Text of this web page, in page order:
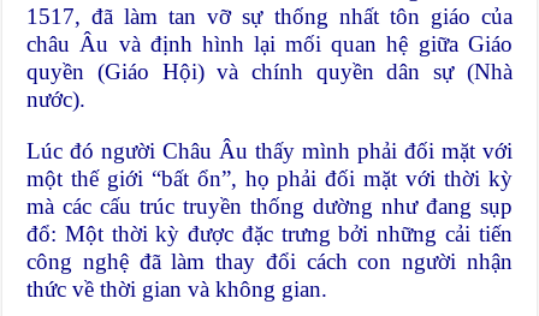
1517, đã làm tan vỡ sự thống nhất tôn giáo của
châu Âu và định hình lại mối quan hệ giữa Giáo
quyền (Giáo Hội) và chính quyền dân sự (Nhà
nước).
Lúc đó người Châu Âu thấy mình phải đối mặt với
một thế giới “bất ổn”, họ phải đối mặt với thời kỳ
mà các cấu trúc truyền thống dường như đang sụp
đổ: Một thời kỳ được đặc trưng bởi những cải tiến
công nghệ đã làm thay đổi cách con người nhận
thức về thời gian và không gian.